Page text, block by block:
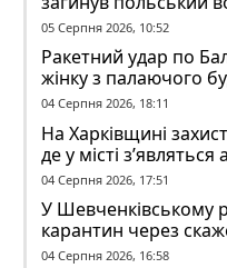
Вольський
05 Серпня 2026, 10:52
Ракетний удар по
жінку з палаючого
04 Серпня 2026, 18:11
На Харківщині
де у місті
04 Серпня 2026, 17:51
У Шевченківському
карантин через
04 Серпня 2026, 16:58